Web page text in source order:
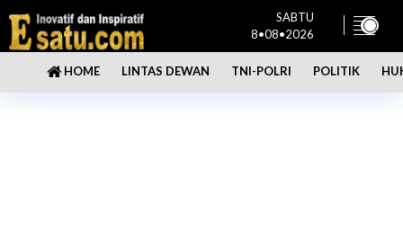
SABTU
8•08•2026
HOME LINTAS DEWAN TNI-POLRI POLITIK